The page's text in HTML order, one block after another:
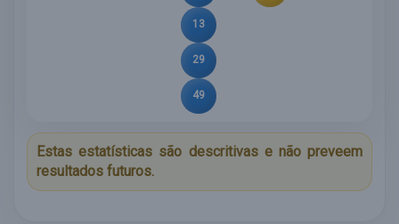
13
29
49
Estas estatísticas são descritivas e não preveem
resultados futuros.